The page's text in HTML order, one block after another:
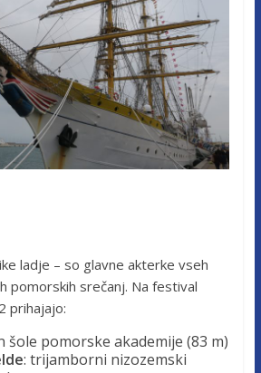
ladje – so glavne akterke vseh
pomorskih srečanj. Na festival
prihajajo:
šole pomorske akademije (83 m)
: trijamborni nizozemski